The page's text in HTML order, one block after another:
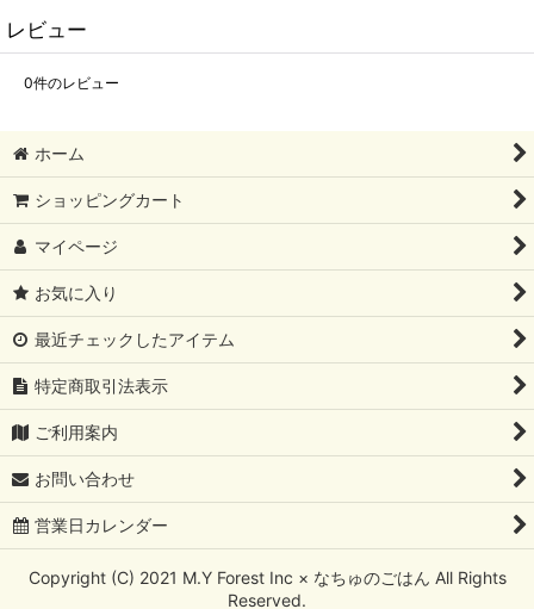
レビュー
0件のレビュー
ホーム
ショッピングカート
マイページ
お気に入り
最近チェックしたアイテム
特定商取引法表示
ご利用案内
お問い合わせ
営業日カレンダー
Copyright (C) 2021 M.Y Forest Inc × なちゅのごはん All Rights
Reserved.